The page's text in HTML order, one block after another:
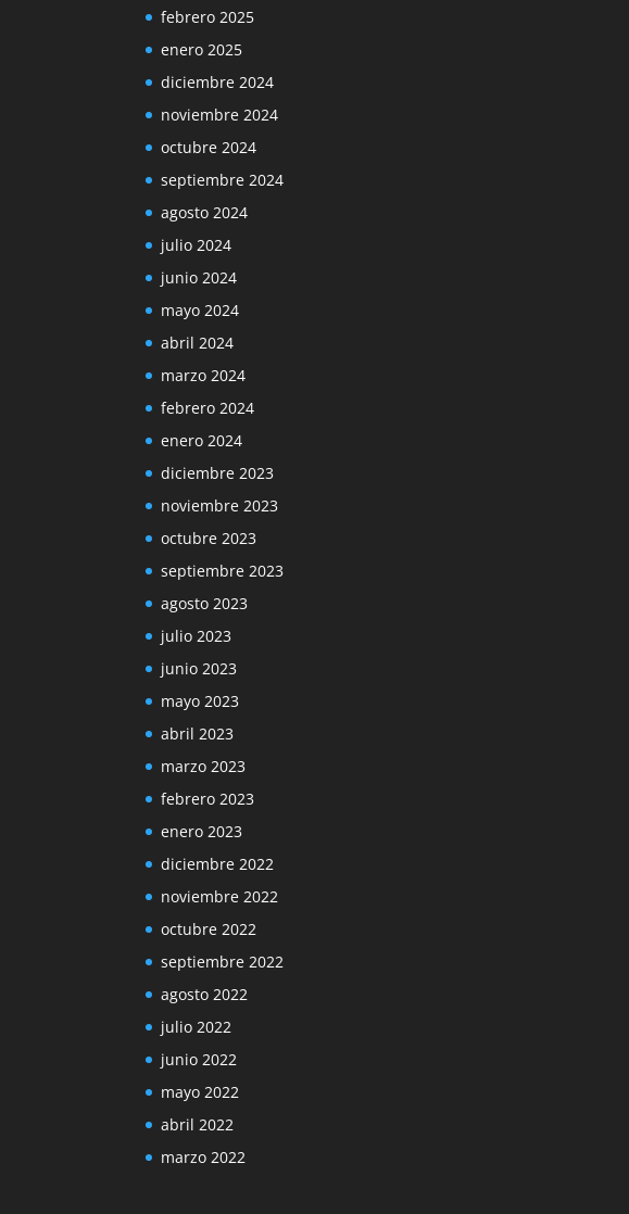
febrero 2025
enero 2025
diciembre 2024
noviembre 2024
octubre 2024
septiembre 2024
agosto 2024
julio 2024
junio 2024
mayo 2024
abril 2024
marzo 2024
febrero 2024
enero 2024
diciembre 2023
noviembre 2023
octubre 2023
septiembre 2023
agosto 2023
julio 2023
junio 2023
mayo 2023
abril 2023
marzo 2023
febrero 2023
enero 2023
diciembre 2022
noviembre 2022
octubre 2022
septiembre 2022
agosto 2022
julio 2022
junio 2022
mayo 2022
abril 2022
marzo 2022